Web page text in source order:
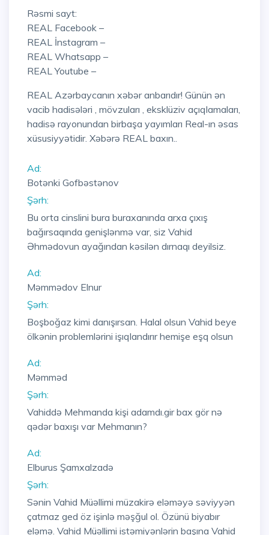
Rəsmi sayt:
REAL Facebook –
REAL İnstagram –
REAL Whatsapp –
REAL Youtube –
REAL Azərbaycanın xəbər anbarıdır! Günün ən
vacib hadisələri , mövzuları , eksklüziv açıqlamaları,
hadisə rayonundan birbaşa yayımları Real-ın əsas
xüsusiyyətidir. Xəbərə REAL baxın..
Ad:
Botənki Gofbəstənov
Şərh:
Bu orta cinslini bura buraxanında arxa çıxış
bağırsaqında genişlənmə var, siz Vahid
Əhmədovun ayağından kəsilən dırnaqı deyilsiz.
Ad:
Məmmədov Elnur
Şərh:
Boşboğaz kimi danışırsan. Halal olsun Vahid beye
ölkənin problemlərini işıqlandırır hemişe eşq olsun
Ad:
Məmməd
Şərh:
Vahiddə Mehmanda kişi adamdı.gir bax gör nə
qədər baxışı var Mehmanın?
Ad:
Elburus Şamxalzadə
Şərh:
Sənin Vahid Müəllimi müzakirə eləməyə səviyyən
çatmaz ged öz işinlə məşğul ol. Özünü biyabır
eləmə. Vahid Müəllimi istəmiyənlərin başına Vahid